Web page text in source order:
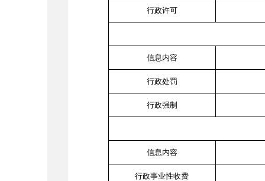
行政许可
信息内容
行政处罚
行政强制
信息内容
行政事业性收费